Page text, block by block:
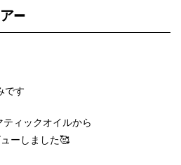
➖
です
ィックオイルから
ーしました🥰